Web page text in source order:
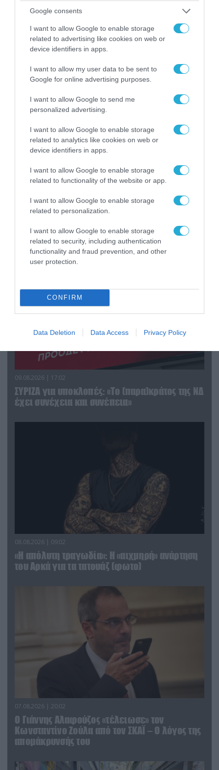
Google consents
I want to allow Google to enable storage
related to advertising like cookies on web or
device identifiers in apps.
I want to allow my user data to be sent to
Google for online advertising purposes.
I want to allow Google to send me
personalized advertising.
I want to allow Google to enable storage
related to analytics like cookies on web or
device identifiers in apps.
I want to allow Google to enable storage
related to functionality of the website or app.
I want to allow Google to enable storage
related to personalization.
I want to allow Google to enable storage
related to security, including authentication
functionality and fraud prevention, and other
user protection.
CONFIRM
Data Deletion Data Access Privacy Policy
Βίντεο: Ρωσική βόμβα FAB-3000 «εξαφανίζει
ουκρανικών δυνάμεων στην Ζαπορίζια
09.08.2026 | 12:02
Λευκάδα-Βουλγαρία: Ουκρανικά drone
χτυπούν την εθνική κυριαρχία και θέτουν σε
κίνδυνο οικονομίες χωρών του ΝΑΤΟ
ΠΟΛΙΤΙΚΗ
09.08.2026 | 17:02
ΣΥΡΙΖΑ για υποκλοπές: «Το (παρα)κράτος της ΝΔ
έχει συνέχεια και συνέπεια»
08.08.2026 | 09:02
«Η απόλυτη τραγωδία»: Η «αιχμηρή» ανάρτηση
του Αρκά για τα τατουάζ (φωτο)
07.08.2026 | 20:02
Ο Γιάννης Αλαφούζος «τέλειωσε» τον
Κωνσταντίνο Ζούλα από τον ΣΚΑΪ – Ο λόγος της
απομάκρυνσής του